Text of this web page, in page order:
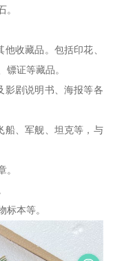
。
收藏品。包括印花、
证等藏品。
影剧说明书、海报等各
船、军舰、坦克等，与
。
标本等。